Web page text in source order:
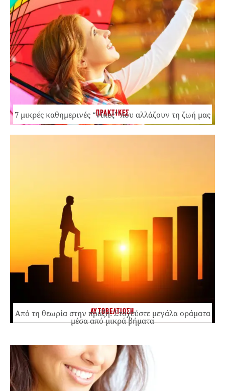
ΠΡΑΚΤΙΚΕΣ
7 μικρές καθημερινές “νίκες” που αλλάζουν τη ζωή μας
ΑΥΤΟΒΕΛΤΙΩΣΗ
Από τη θεωρία στην πράξη: Στοχεύστε μεγάλα οράματα
μέσα από μικρά βήματα